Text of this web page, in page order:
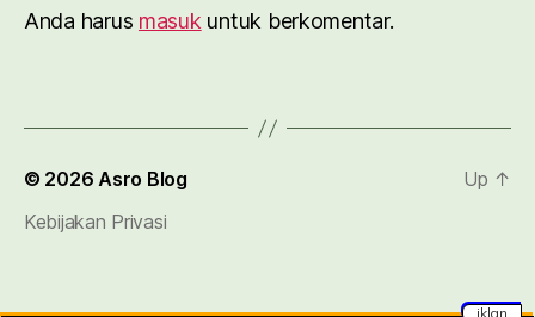
Anda harus masuk untuk berkomentar.
© 2026Asro Blog
Kebijakan Privasi
Up ↑
iklan